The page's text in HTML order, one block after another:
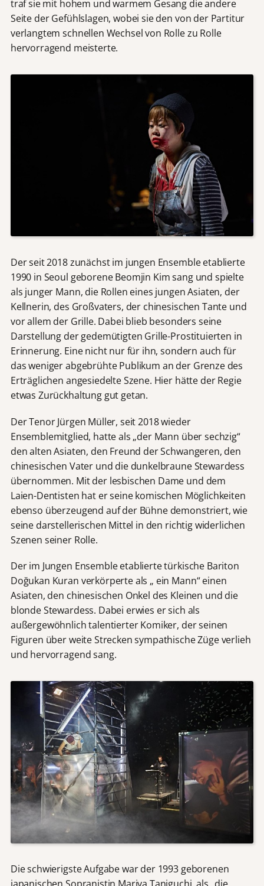
traf sie mit hohem und warmem Gesang die andere
Seite der Gefühlslagen, wobei sie den von der Partitur
verlangtem schnellen Wechsel von Rolle zu Rolle
hervorragend meisterte.
Der seit 2018 zunächst im jungen Ensemble etablierte
1990 in Seoul geborene Beomjin Kim sang und spielte
als junger Mann, die Rollen eines jungen Asiaten, der
Kellnerin, des Großvaters, der chinesischen Tante und
vor allem der Grille. Dabei blieb besonders seine
Darstellung der gedemütigten Grille-Prostituierten in
Erinnerung. Eine nicht nur für ihn, sondern auch für
das weniger abgebrühte Publikum an der Grenze des
Erträglichen angesiedelte Szene. Hier hätte der Regie
etwas Zurückhaltung gut getan.
Der Tenor Jürgen Müller, seit 2018 wieder
Ensemblemitglied, hatte als „der Mann über sechzig“
den alten Asiaten, den Freund der Schwangeren, den
chinesischen Vater und die dunkelbraune Stewardess
übernommen. Mit der lesbischen Dame und dem
Laien-Dentisten hat er seine komischen Möglichkeiten
ebenso überzeugend auf der Bühne demonstriert, wie
seine darstellerischen Mittel in den richtig widerlichen
Szenen seiner Rolle.
Der im Jungen Ensemble etablierte türkische Bariton
Doğukan Kuran verkörperte als „ ein Mann“ einen
Asiaten, den chinesischen Onkel des Kleinen und die
blonde Stewardess. Dabei erwies er sich als
außergewöhnlich talentierter Komiker, der seinen
Figuren über weite Strecken sympathische Züge verlieh
und hervorragend sang.
Die schwierigste Aufgabe war der 1993 geborenen